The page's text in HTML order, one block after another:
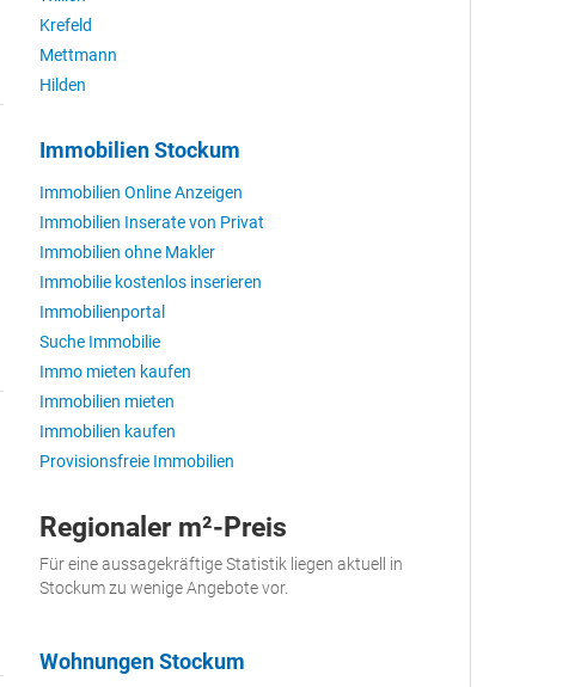
Krefeld
Mettmann
Hilden
Immobilien Stockum
Immobilien Online Anzeigen
Immobilien Inserate von Privat
Immobilien ohne Makler
Immobilie kostenlos inserieren
Immobilienportal
Suche Immobilie
Immo mieten kaufen
Immobilien mieten
Immobilien kaufen
Provisionsfreie Immobilien
Regionaler m²-Preis
Für eine aussagekräftige Statistik liegen aktuell in
Stockum zu wenige Angebote vor.
Wohnungen Stockum